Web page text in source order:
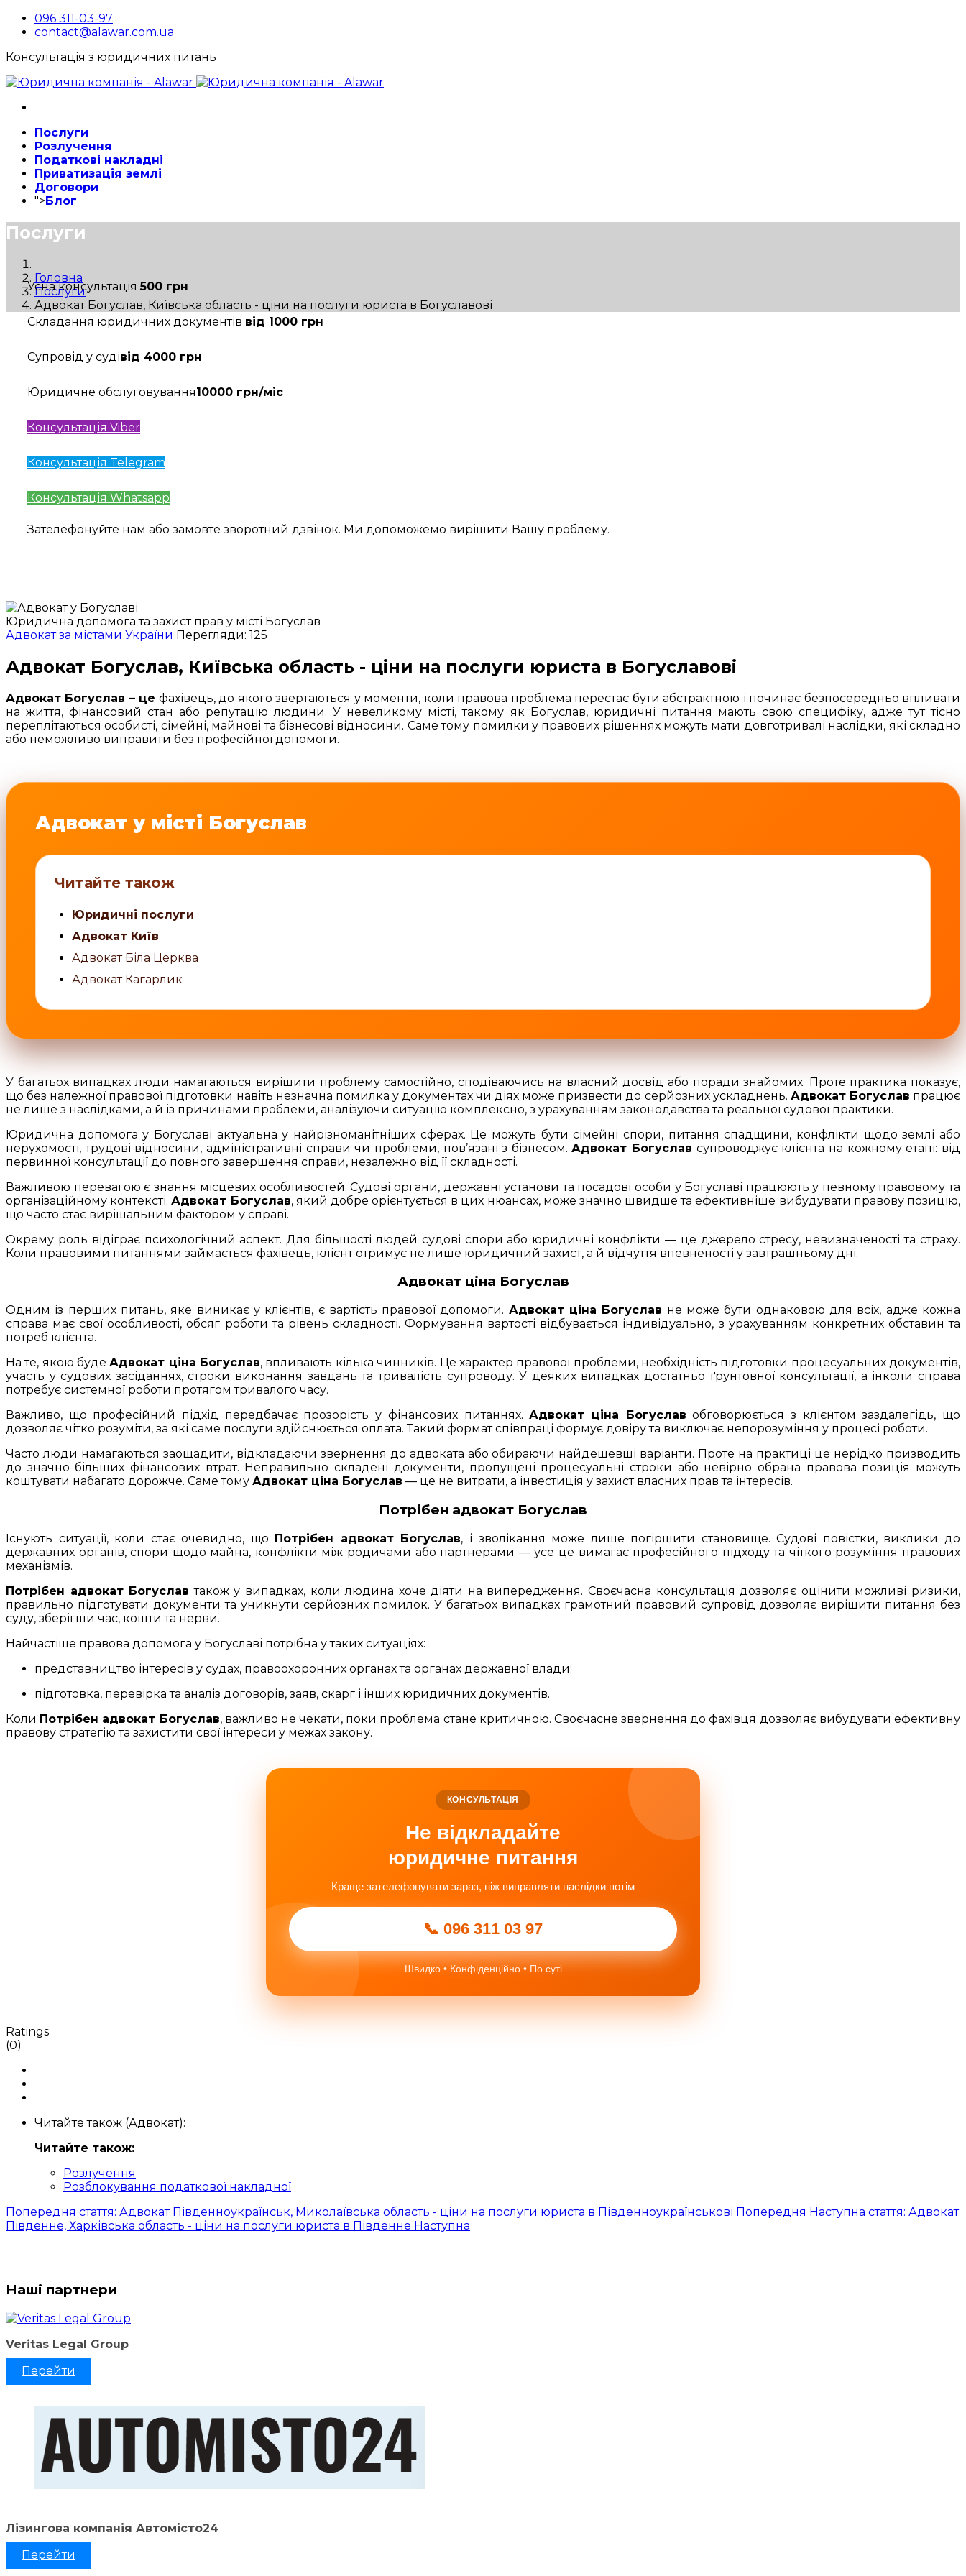
096 311-03-97
contact@alawar.com.ua
Консультація з юридичних питань
Послуги
Розлучення
Податкові накладні
Приватизація землі
Договори
">Блог
Послуги
Головна
Послуги
Адвокат Богуслав, Київська область - ціни на послуги юриста в Богуславові
Усна консультація500 грн
Складання юридичних документів від 1000 грн
Супровід у судівід 4000 грн
Юридичне обслуговування10000 грн/міс
Консультація Viber
Консультація Telegram
Консультація Whatsapp
Зателефонуйте нам або замовте зворотний дзвінок. Ми допоможемо вирішити Вашу проблему.
Юридична допомога та захист прав у місті Богуслав
Адвокат за містами України Перегляди: 125
Адвокат Богуслав, Київська область - ціни на послуги юриста в Богуславові
Адвокат Богуслав – це фахівець, до якого звертаються у моменти, коли правова проблема перестає бути абстрактною і починає безпосередньо впливати
на життя, фінансовий стан або репутацію людини. У невеликому місті, такому як Богуслав, юридичні питання мають свою специфіку, адже тут тісно
переплітаються особисті, сімейні, майнові та бізнесові відносини. Саме тому помилки у правових рішеннях можуть мати довготривалі наслідки, які складно
або неможливо виправити без професійної допомоги.
Адвокат у місті Богуслав
Читайте також
Юридичні послуги
Адвокат Київ
Адвокат Біла Церква
Адвокат Кагарлик
У багатьох випадках люди намагаються вирішити проблему самостійно, сподіваючись на власний досвід або поради знайомих. Проте практика показує,
що без належної правової підготовки навіть незначна помилка у документах чи діях може призвести до серйозних ускладнень. Адвокат Богуслав працює
не лише з наслідками, а й із причинами проблеми, аналізуючи ситуацію комплексно, з урахуванням законодавства та реальної судової практики.
Юридична допомога у Богуславі актуальна у найрізноманітніших сферах. Це можуть бути сімейні спори, питання спадщини, конфлікти щодо землі або
нерухомості, трудові відносини, адміністративні справи чи проблеми, пов’язані з бізнесом.Адвокат Богуслав супроводжує клієнта на кожному етапі: від
первинної консультації до повного завершення справи, незалежно від її складності.
Важливою перевагою є знання місцевих особливостей. Судові органи, державні установи та посадові особи у Богуславі працюють у певному правовому та
організаційному контексті.Адвокат Богуслав, який добре орієнтується в цих нюансах, може значно швидше та ефективніше вибудувати правову позицію,
що часто стає вирішальним фактором у справі.
Окрему роль відіграє психологічний аспект. Для більшості людей судові спори або юридичні конфлікти — це джерело стресу, невизначеності та страху.
Коли правовими питаннями займається фахівець, клієнт отримує не лише юридичний захист, а й відчуття впевненості у завтрашньому дні.
Адвокат ціна Богуслав
Одним із перших питань, яке виникає у клієнтів, є вартість правової допомоги. Адвокат ціна Богуслав не може бути однаковою для всіх, адже кожна
справа має свої особливості, обсяг роботи та рівень складності. Формування вартості відбувається індивідуально, з урахуванням конкретних обставин та
потреб клієнта.
На те, якою будеАдвокат ціна Богуслав, впливають кілька чинників. Це характер правової проблеми, необхідність підготовки процесуальних документів,
участь у судових засіданнях, строки виконання завдань та тривалість супроводу. У деяких випадках достатньо ґрунтовної консультації, а інколи справа
потребує системної роботи протягом тривалого часу.
Важливо, що професійний підхід передбачає прозорість у фінансових питаннях.Адвокат ціна Богуслав обговорюється з клієнтом заздалегідь, що
дозволяє чітко розуміти, за які саме послуги здійснюється оплата. Такий формат співпраці формує довіру та виключає непорозуміння у процесі роботи.
Часто люди намагаються заощадити, відкладаючи звернення до адвоката або обираючи найдешевші варіанти. Проте на практиці це нерідко призводить
до значно більших фінансових втрат. Неправильно складені документи, пропущені процесуальні строки або невірно обрана правова позиція можуть
коштувати набагато дорожче. Саме тому Адвокат ціна Богуслав — це не витрати, а інвестиція у захист власних прав та інтересів.
Потрібен адвокат Богуслав
Існують ситуації, коли стає очевидно, що Потрібен адвокат Богуслав, і зволікання може лише погіршити становище. Судові повістки, виклики до
державних органів, спори щодо майна, конфлікти між родичами або партнерами — усе це вимагає професійного підходу та чіткого розуміння правових
механізмів.
Потрібен адвокат Богуслав також у випадках, коли людина хоче діяти на випередження. Своєчасна консультація дозволяє оцінити можливі ризики,
правильно підготувати документи та уникнути серйозних помилок. У багатьох випадках грамотний правовий супровід дозволяє вирішити питання без
суду, зберігши час, кошти та нерви.
Найчастіше правова допомога у Богуславі потрібна у таких ситуаціях:
представництво інтересів у судах, правоохоронних органах та органах державної влади;
підготовка, перевірка та аналіз договорів, заяв, скарг і інших юридичних документів.
Коли Потрібен адвокат Богуслав, важливо не чекати, поки проблема стане критичною. Своєчасне звернення до фахівця дозволяє вибудувати ефективну
правову стратегію та захистити свої інтереси у межах закону.
КОНСУЛЬТАЦІЯ
Не відкладайте
юридичне питання
Краще зателефонувати зараз, ніж виправляти наслідки потім
📞 096 311 03 97
Швидко • Конфіденційно • По суті
Ratings
(0)
Читайте також (Адвокат):
Читайте також:
Розлучення
Розблокування податкової накладної
Попередня стаття: Адвокат Південноукраїнськ, Миколаївська область - ціни на послуги юриста в Південноукраїнськові Попередня Наступна стаття: Адвокат
Південне, Харківська область - ціни на послуги юриста в Південне Наступна
Наші партнери
Veritas Legal Group
Перейти
Лізингова компанія Автомісто24
Перейти